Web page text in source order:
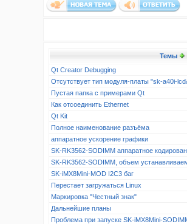
Темы
Qt Creator Debugging
Отсутствует тип модуля-платы "sk-a40i-
Пустая папка с примерами Qt
Как отсоединить Ethernet
Qt Kit
Полное наименование разъёма
аппаратное ускорение графики
SK-RK3562-SODIMM аппаратное
SK-RK3562-SODIMM, объем
SK-iMX8Mini-MOD I2C3 баг
Перестает загружаться Linux
Маркировка "Честный знак"
Дальнейшие планы
Проблема при запуске SK-iMX8Mini-